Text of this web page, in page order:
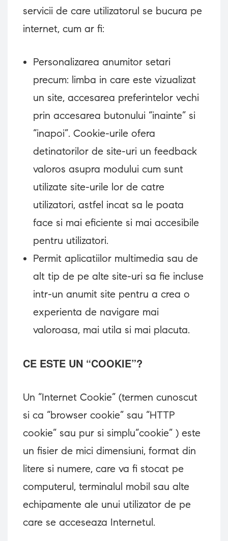
servicii de care utilizatorul se bucura pe
internet, cum ar fi:
Personalizarea anumitor setari
precum: limba in care este vizualizat
un site, accesarea preferintelor vechi
prin accesarea butonului “inainte” si
“inapoi”. Cookie-urile ofera
detinatorilor de site-uri un feedback
valoros asupra modului cum sunt
utilizate site-urile lor de catre
utilizatori, astfel incat sa le poata
face si mai eficiente si mai accesibile
pentru utilizatori.
Permit aplicatiilor multimedia sau de
alt tip de pe alte site-uri sa fie incluse
intr-un anumit site pentru a crea o
experienta de navigare mai
valoroasa, mai utila si mai placuta.
CE ESTE UN “COOKIE”?
Un “Internet Cookie” (termen cunoscut
si ca “browser cookie” sau “HTTP
cookie” sau pur si simplu“cookie” ) este
un fisier de mici dimensiuni, format din
litere si numere, care va fi stocat pe
computerul, terminalul mobil sau alte
echipamente ale unui utilizator de pe
care se acceseaza Internetul.